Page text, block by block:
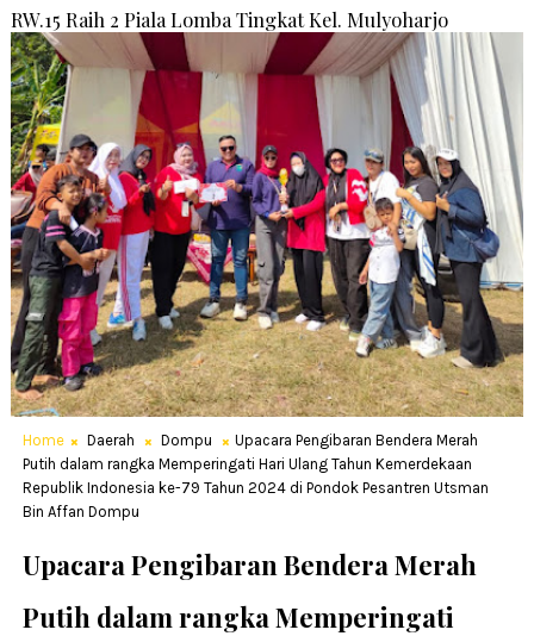
RW.15 Raih 2 Piala Lomba Tingkat Kel. Mulyoharjo
Home Daerah Dompu
Upacara Pengibaran Bendera Merah
Putih dalam rangka Memperingati Hari Ulang Tahun Kemerdekaan
Republik Indonesia ke-79 Tahun 2024 di Pondok Pesantren Utsman
Bin Affan Dompu
Upacara Pengibaran Bendera Merah
Putih dalam rangka Memperingati